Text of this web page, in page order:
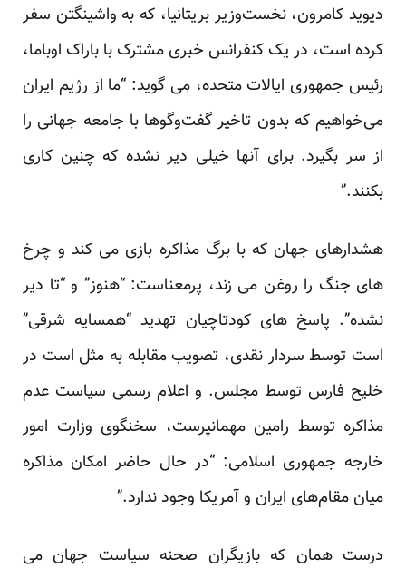
دیوید کامرون، نخست‌وزیر بریتانیا، که به واشینگتن سفر
کرده است، در یک کنفرانس خبری مشترک با باراک اوباما،
رئیس جمهوری ایالات متحده، می گوید: “ما از رژیم ایران
می‌خواهیم که بدون تاخیر گفت‌وگوها با جامعه جهانی را
از سر بگیرد. برای آنها خیلی دیر نشده که چنین کاری
بکنند.”
هشدارهای جهان که با برگ مذاکره بازی می کند و چرخ
های جنگ را روغن می زند، پرمعناست: “هنوز” و “تا دیر
نشده”. پاسخ های کودتاچیان تهدید “همسایه شرقی”
است توسط سردار نقدی، تصویب مقابله به مثل است در
خلیح فارس توسط مجلس. و اعلام رسمی سیاست عدم
مذاکره توسط رامین مهمانپرست، سخنگوی وزارت امور
خارجه جمهوری اسلامی: “در حال حاضر امکان مذاکره
میان مقام‌های ایران و آمریکا وجود ندارد.”
درست همان که بازیگران صحنه سیاست جهان می